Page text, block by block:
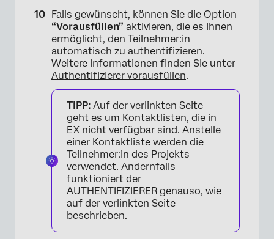
Falls gewünscht, können Sie die Option
“Vorausfüllen” aktivieren, die es Ihnen
ermöglicht, den Teilnehmer:in
automatisch zu authentifizieren.
Weitere Informationen finden Sie unter
Authentifizierer vorausfüllen.
TIPP: Auf der verlinkten Seite
geht es um Kontaktlisten, die in
EX nicht verfügbar sind. Anstelle
einer Kontaktliste werden die
Teilnehmer:in des Projekts
verwendet. Andernfalls
funktioniert der
AUTHENTIFIZIERER genauso, wie
auf der verlinkten Seite
beschrieben.